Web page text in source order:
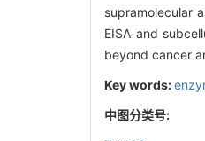
supramolecular
EISA and
beyond cancer
Key words:
中图分类号: